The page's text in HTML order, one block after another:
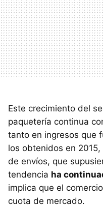
Este crecimiento del
paquetería continua
tanto en ingresos que
los obtenidos en
de envíos, que
tendencia ha
implica que el
cuota de mercado.